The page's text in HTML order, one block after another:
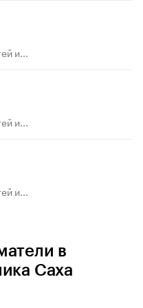
и...
и...
и...
в
Саха